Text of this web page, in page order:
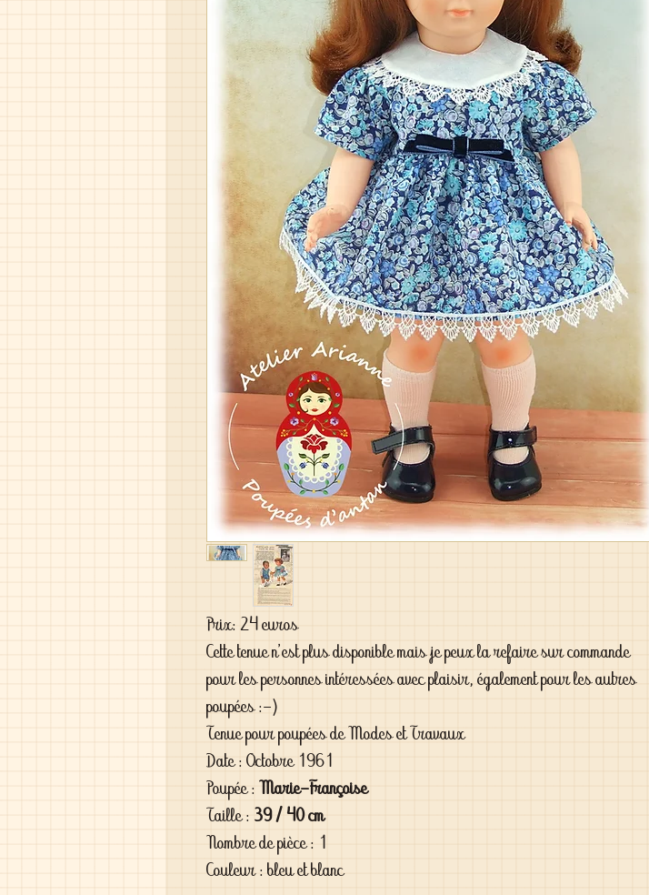
Prix: 24 euros
Cette tenue n'est plus disponible mais je peux la refaire sur commande
pour les personnes intéressées avec plaisir, également pour les autres
poupées :-)
Tenue pour poupées de Modes et Travaux
Date : Octobre 1961
Poupée : Marie-Françoise
Taille : 39 / 40 cm
Nombre de pièce : 1
Couleur : bleu et blanc